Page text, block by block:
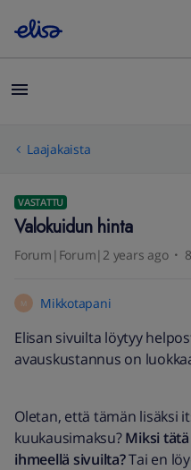
Laajakaista
VASTATTU
Valokuidun hinta
Forum|Forum|2 years ago
M Mikkotapani
Elisan sivuilta löytyy
avauskustannus on
Oletan, että tämän lisäksi
kuukausimaksu?Miksi
ihmeellä sivuilta?Tai en